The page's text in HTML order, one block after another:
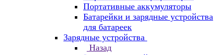
Портативные аккумуляторы
Батарейки и зарядные устройства
для батареек
Зарядные устройства
Назад